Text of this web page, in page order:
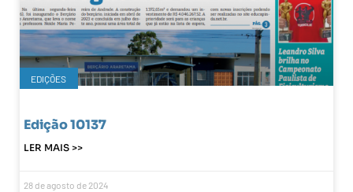
EDIÇÕES
Edição 10137
LER MAIS >>
28 de agosto de 2024